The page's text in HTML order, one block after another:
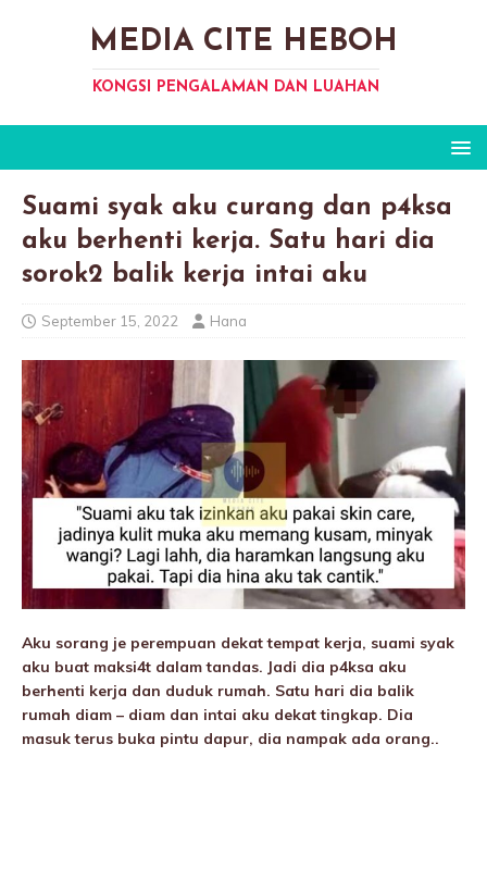
MEDIA CITE HEBOH
KONGSI PENGALAMAN DAN LUAHAN
Suami syak aku curang dan p4ksa
aku berhenti kerja. Satu hari dia
sorok2 balik kerja intai aku
September 15, 2022 Hana
Aku sorang je perempuan dekat tempat kerja, suami syak
aku buat maksi4t dalam tandas. Jadi dia p4ksa aku
berhenti kerja dan duduk rumah. Satu hari dia balik
rumah diam – diam dan intai aku dekat tingkap. Dia
masuk terus buka pintu dapur, dia nampak ada orang..